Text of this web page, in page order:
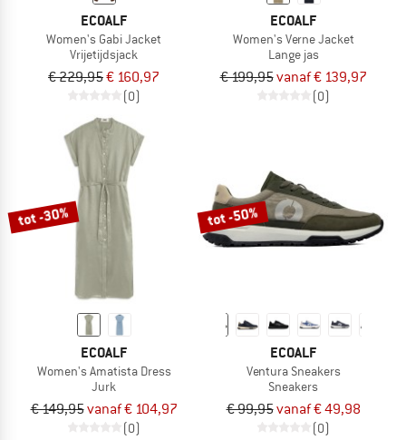
ECOALF
Women's Gabi Jacket
Vrijetijdsjack
€ 229,95€ 160,97
(0)
ECOALF
Women's Verne Jacket
Lange jas
€ 199,95vanaf € 139,97
(0)
tot -30%
ECOALF
Women's Amatista Dress
Jurk
€ 149,95vanaf € 104,97
(0)
tot -50%
ECOALF
Ventura Sneakers
Sneakers
€ 99,95vanaf € 49,98
(0)